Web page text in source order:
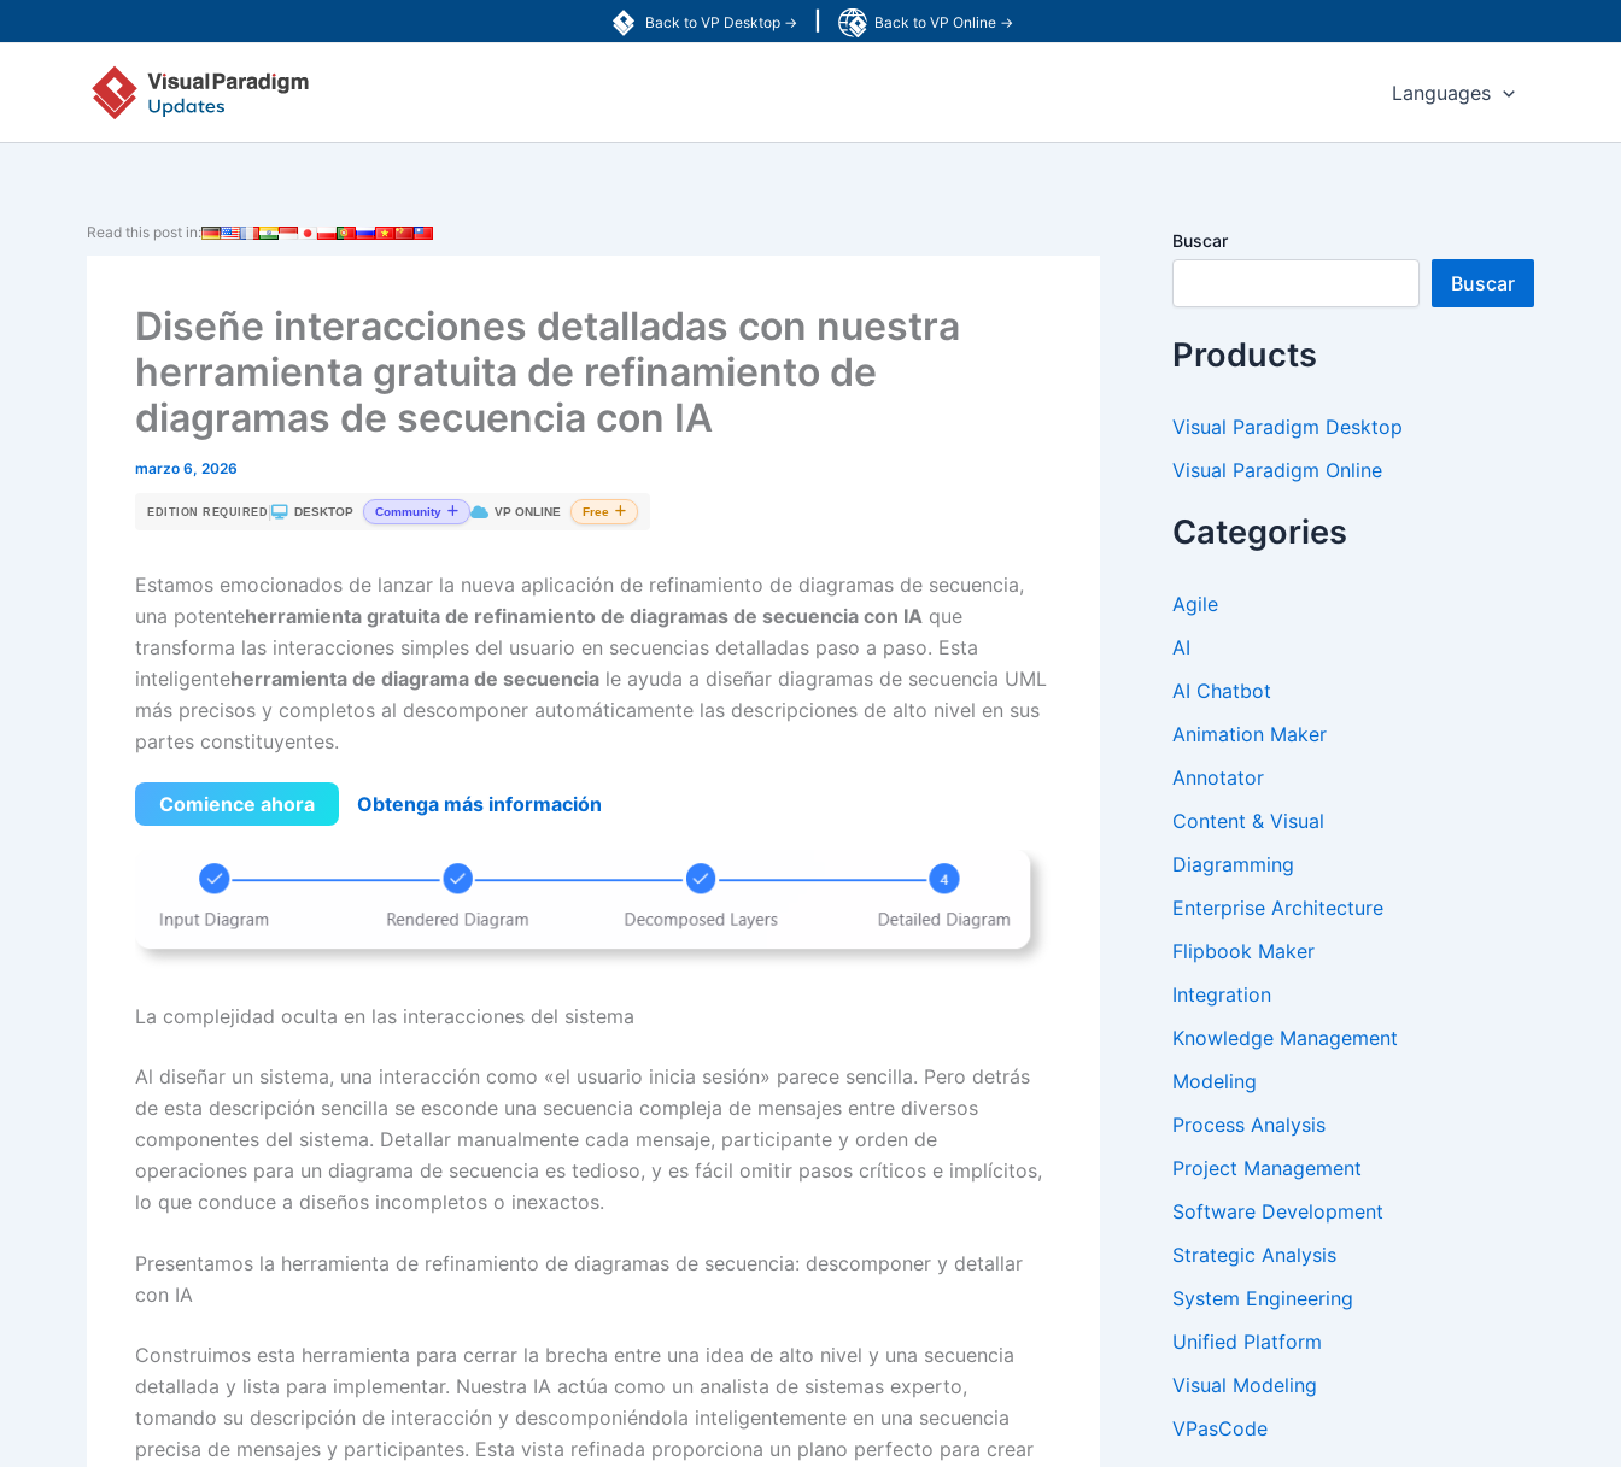
Back to VP Desktop → Back to VP Online →
al
Languages
Read this post in:
Diseñe interacciones detalladas con nuestra
herramienta gratuita de refinamiento de
diagramas de secuencia con IA
marzo 6, 2026
EDITION REQUIRED DESKTOP Community VP ONLINE Free
Estamos emocionados de lanzar la nueva aplicación de refinamiento de diagramas de secuencia,
una potenteherramienta gratuita de refinamiento de diagramas de secuencia con IA que
transforma las interacciones simples del usuario en secuencias detalladas paso a paso. Esta
inteligenteherramienta de diagrama de secuencia le ayuda a diseñar diagramas de secuencia UML
más precisos y completos al descomponer automáticamente las descripciones de alto nivel en sus
partes constituyentes.
Comience ahora Obtenga más información
La complejidad oculta en las interacciones del sistema
Al diseñar un sistema, una interacción como «el usuario inicia sesión» parece sencilla. Pero detrás
de esta descripción sencilla se esconde una secuencia compleja de mensajes entre diversos
componentes del sistema. Detallar manualmente cada mensaje, participante y orden de
operaciones para un diagrama de secuencia es tedioso, y es fácil omitir pasos críticos e implícitos,
lo que conduce a diseños incompletos o inexactos.
Presentamos la herramienta de refinamiento de diagramas de secuencia: descomponer y detallar
con IA
Construimos esta herramienta para cerrar la brecha entre una idea de alto nivel y una secuencia
detallada y lista para implementar. Nuestra IA actúa como un analista de sistemas experto,
tomando su descripción de interacción y descomponiéndola inteligentemente en una secuencia
precisa de mensajes y participantes. Esta vista refinada proporciona un plano perfecto para crear
Buscar
Buscar
Products
Visual Paradigm Desktop
Visual Paradigm Online
Categories
Agile
AI
AI Chatbot
Animation Maker
Annotator
Content & Visual
Diagramming
Enterprise Architecture
Flipbook Maker
Integration
Knowledge Management
Modeling
Process Analysis
Project Management
Software Development
Strategic Analysis
System Engineering
Unified Platform
Visual Modeling
VPasCode